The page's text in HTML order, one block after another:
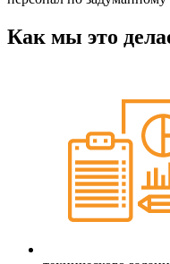
Как мы это